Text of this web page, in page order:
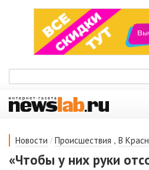
Новости / Происшествия , В
«Чтобы у них руки